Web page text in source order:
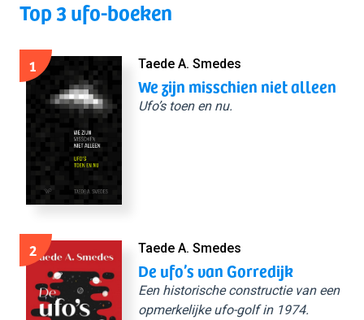
Top 3 ufo-boeken
1 Taede A. Smedes
We zijn misschien niet alleen
Ufo’s toen en nu.
2 Taede A. Smedes
De ufo’s van Gorredijk
Een historische constructie van een
opmerkelijke ufo-golf in 1974.